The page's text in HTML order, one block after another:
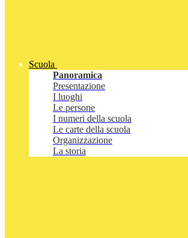
Scuola
Panoramica
Presentazione
I luoghi
Le persone
I numeri della scuola
Le carte della scuola
Organizzazione
La storia